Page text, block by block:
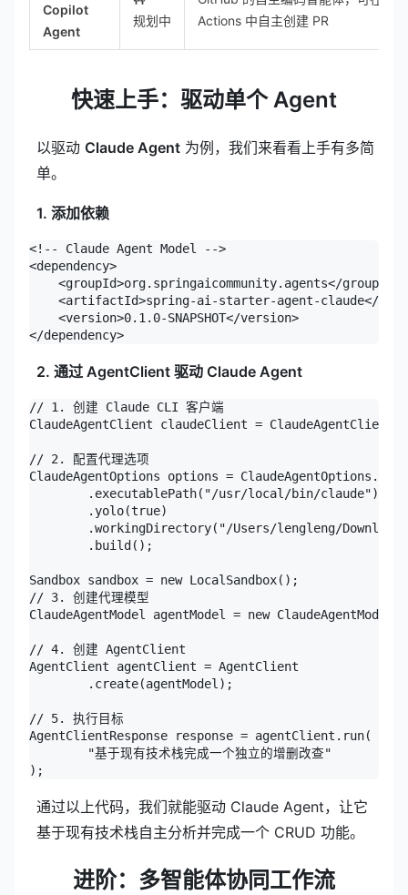
Copilot
Agent
规划中
Actions 中自主创建 PR
快速上手：驱动单个 Agent
以驱动 Claude Agent 为例，我们来看看上手有多简
单。
1. 添加依赖
<!-- Claude Agent Model -->
<dependency>
<groupId>org.springaicommunity.agents</groupId>
<artifactId>spring-ai-starter-agent-claude</
<version>0.1.0-SNAPSHOT</version>
</dependency>
2. 通过 AgentClient 驱动 Claude Agent
// 1. 创建 Claude CLI 客户端
ClaudeAgentClient claudeClient =
// 2. 配置代理选项
ClaudeAgentOptions options =
.executablePath("/usr/local/bin/claude")
.yolo(true)
.workingDirectory("/Users/lengleng/
.build();
Sandbox sandbox = new LocalSandbox();
// 3. 创建代理模型
ClaudeAgentModel agentModel = new
// 4. 创建 AgentClient
AgentClient agentClient = AgentClient
.create(agentModel);
// 5. 执行目标
AgentClientResponse response = agentClient.run(
"基于现有技术栈完成一个独立的增删改查"
);
通过以上代码，我们就能驱动 Claude Agent，让它
基于现有技术栈自主分析并完成一个 CRUD 功能。
进阶：多智能体协同工作流